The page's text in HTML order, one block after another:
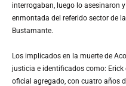
interrogaban, luego lo asesinaron
enmontada del referido sector de
Bustamante.
Los implicados en la muerte de
justicia e identificados como: Erick
oficial agregado, con cuatro años